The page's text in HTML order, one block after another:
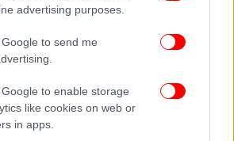
advertising purposes.
to send me
to enable storage
like cookies on web or
in apps.
που το πραγματικό της όνομα
Έστερ Αλντουνάτε ντελ Κάμπο,
τον Τύπο της εποχής και για το
της με τον Γεώργιο